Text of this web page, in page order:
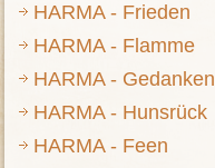
HARMA - Frieden
HARMA - Flamme
HARMA - Gedanken
HARMA - Hunsrück
HARMA - Feen